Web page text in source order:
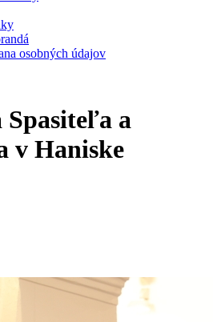
osobných údajov
Spasiteľa a
v Haniske